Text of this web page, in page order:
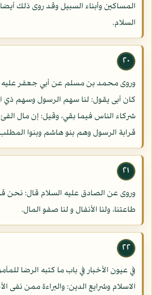
المساكين وأبناء السبيل وقد روى ذلك
السلام.
٢٠
وروى محمد بن مسلم عن أبي جعفر عليه
كان أبى يقول: لنا سهم الرسول وسهم ذي
شركاء الناس فيما بقي، وقيل: إن مال
قرابة الرسول وهم بنو هاشم وبنوا
٢١
وروى عن الصادق عليه السلام قال: نحن
طاعتنا، ولنا الأنفال و لنا صفو المال.
٢٢
في عيون الأخبار في باب ما كتبه الرضا
الاسلام وشرايع الدين: والبراءة ممن نفى